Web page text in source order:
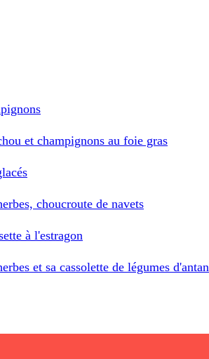
et champignons au foie gras
choucroute de navets
à l'estragon
et sa cassolette de légumes d'antan